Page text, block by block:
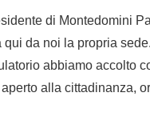
di Montedomini
qui da noi la propria
abbiamo accolto
alla cittadinanza,